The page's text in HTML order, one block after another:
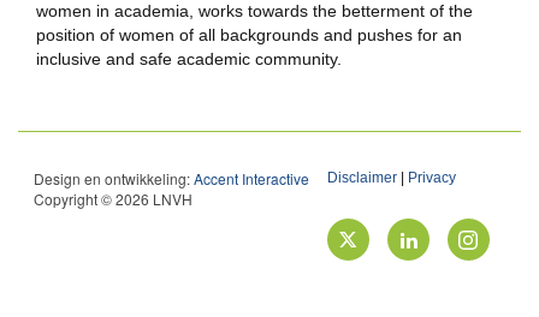
women in academia, works towards the betterment of the
position of women of all backgrounds and pushes for an
inclusive and safe academic community.
Design en ontwikkeling:Accent Interactive
Copyright © 2026 LNVH
Disclaimer Privacy